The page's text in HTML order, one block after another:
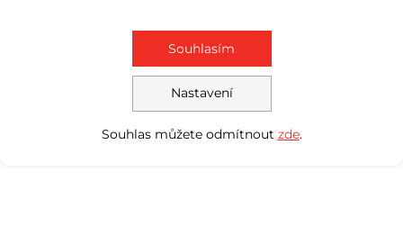
Nastavení
Souhlasím
Souhlas můžete odmítnout zde.